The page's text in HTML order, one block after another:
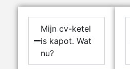
Mijn cv-ketel
is kapot. Wat
nu?